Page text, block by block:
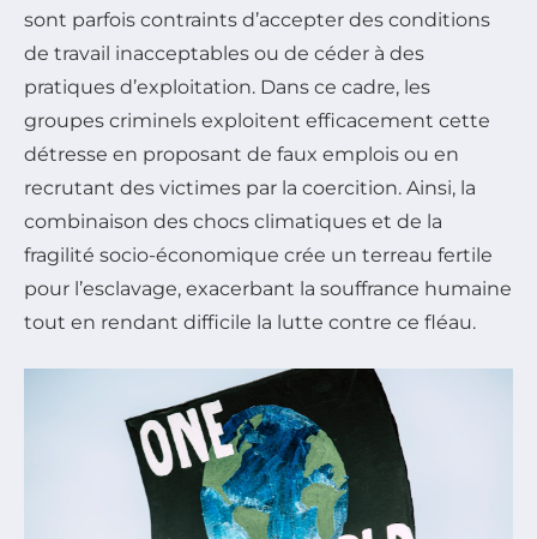
sont parfois contraints d’accepter des conditions
de travail inacceptables ou de céder à des
pratiques d’exploitation. Dans ce cadre, les
groupes criminels exploitent efficacement cette
détresse en proposant de faux emplois ou en
recrutant des victimes par la coercition. Ainsi, la
combinaison des chocs climatiques et de la
fragilité socio-économique crée un terreau fertile
pour l’esclavage, exacerbant la souffrance humaine
tout en rendant difficile la lutte contre ce fléau.